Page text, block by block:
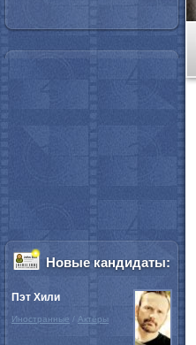
Новые кандидаты:
Пэт Хили
Иностранные / Актёры